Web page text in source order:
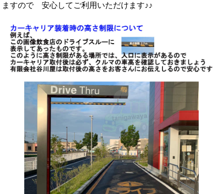
ますので 安心してご利用いただけます♪♪